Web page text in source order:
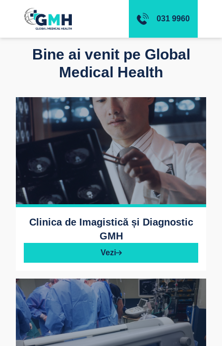
031 9960
Bine ai venit pe Global
Medical Health
Clinica de Imagistică și Diagnostic
GMH
Vezi